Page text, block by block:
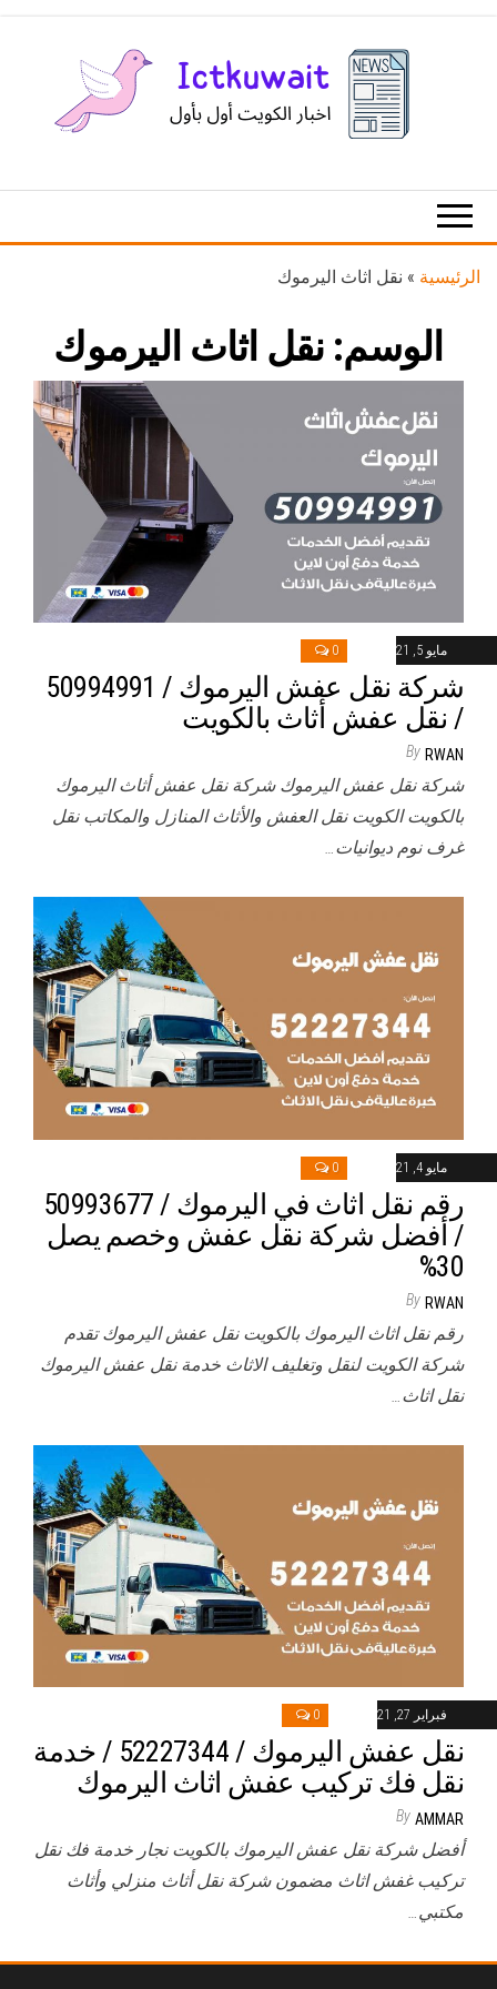
الكويت
الرئيسية » نقل اثاث اليرموك
الوسم: نقل اثاث اليرموك
مايو 5, 2021 0
شركة نقل عفش اليرموك / 50994991
/ نقل عفش أثاث بالكويت
By RWAN
شركة نقل عفش اليرموك شركة نقل عفش أثاث اليرموك
بالكويت الكويت نقل العفش والأثاث المنازل والمكاتب نقل
غرف نوم ديوانيات…
مايو 4, 2021 0
رقم نقل اثاث في اليرموك / 50993677
/ أفضل شركة نقل عفش وخصم يصل
30%
By RWAN
رقم نقل اثاث اليرموك بالكويت نقل عفش اليرموك تقدم
شركة الكويت لنقل وتغليف الاثاث خدمة نقل عفش اليرموك
نقل اثاث…
فبراير 27, 2021 0
نقل عفش اليرموك / 52227344 / خدمة
نقل فك تركيب عفش اثاث اليرموك
By AMMAR
أفضل شركة نقل عفش اليرموك بالكويت نجار خدمة فك نقل
تركيب غفش اثاث مضمون شركة نقل أثاث منزلي وأثاث
مكتبي…